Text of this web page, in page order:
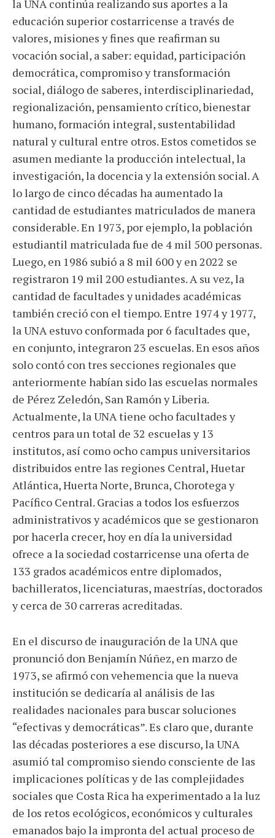
la UNA continúa realizando sus aportes a la
educación superior costarricense a través de
valores, misiones y fines que reafirman su
vocación social, a saber: equidad, participación
democrática, compromiso y transformación
social, diálogo de saberes, interdisciplinariedad,
regionalización, pensamiento crítico, bienestar
humano, formación integral, sustentabilidad
natural y cultural entre otros. Estos cometidos se
asumen mediante la producción intelectual, la
investigación, la docencia y la extensión social. A
lo largo de cinco décadas ha aumentado la
cantidad de estudiantes matriculados de manera
considerable. En 1973, por ejemplo, la población
estudiantil matriculada fue de 4 mil 500 personas.
Luego, en 1986 subió a 8 mil 600 y en 2022 se
registraron 19 mil 200 estudiantes. A su vez, la
cantidad de facultades y unidades académicas
también creció con el tiempo. Entre 1974 y 1977,
la UNA estuvo conformada por 6 facultades que,
en conjunto, integraron 23 escuelas. En esos años
solo contó con tres secciones regionales que
anteriormente habían sido las escuelas normales
de Pérez Zeledón, San Ramón y Liberia.
Actualmente, la UNA tiene ocho facultades y
centros para un total de 32 escuelas y 13
institutos, así como ocho campus universitarios
distribuidos entre las regiones Central, Huetar
Atlántica, Huerta Norte, Brunca, Chorotega y
Pacífico Central. Gracias a todos los esfuerzos
administrativos y académicos que se gestionaron
por hacerla crecer, hoy en día la universidad
ofrece a la sociedad costarricense una oferta de
133 grados académicos entre diplomados,
bachilleratos, licenciaturas, maestrías, doctorados
y cerca de 30 carreras acreditadas.
En el discurso de inauguración de la UNA que
pronunció don Benjamín Núñez, en marzo de
1973, se afirmó con vehemencia que la nueva
institución se dedicaría al análisis de las
realidades nacionales para buscar soluciones
“efectivas y democráticas”. Es claro que, durante
las décadas posteriores a ese discurso, la UNA
asumió tal compromiso siendo consciente de las
implicaciones políticas y de las complejidades
sociales que Costa Rica ha experimentado a la luz
de los retos ecológicos, económicos y culturales
emanados bajo la impronta del actual proceso de